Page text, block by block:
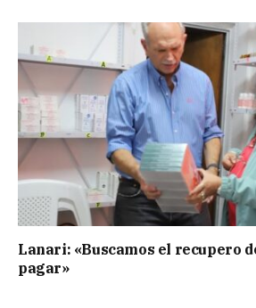
Lanari: «Buscamos el recupero
pagar»